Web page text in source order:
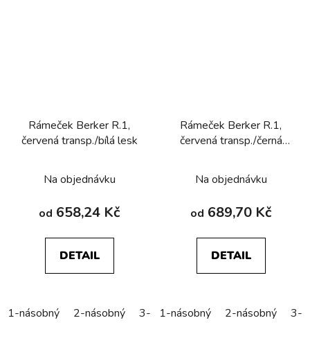
Rámeček Berker R.1,
červená transp./bílá lesk
Na objednávku
od 658,24 Kč
DETAIL
1-násobný 2-násobný 3-násobný 4-násobný 5-
Rámeček Berker R.1,
červená transp./černá
Na objednávku
od 689,70 Kč
DETAIL
1-násobný 2-násobný 3-